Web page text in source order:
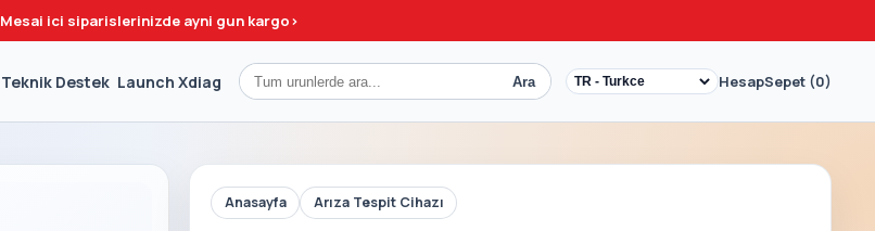
Mesai ici siparislerinizde ayni gun kargo>
Teknik Destek Launch Xdiag Ara HesapSepet (0)
Anasayfa Arıza Tespit Cihazı